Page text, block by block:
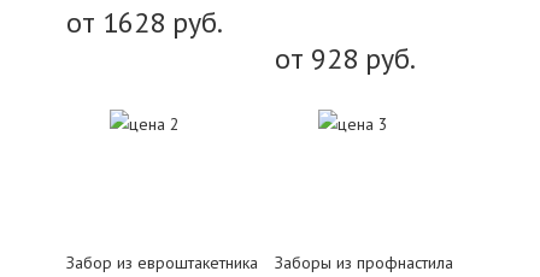
от 1628 руб.
от 928 руб.
Забор из евроштакетника
Заборы из профнастила